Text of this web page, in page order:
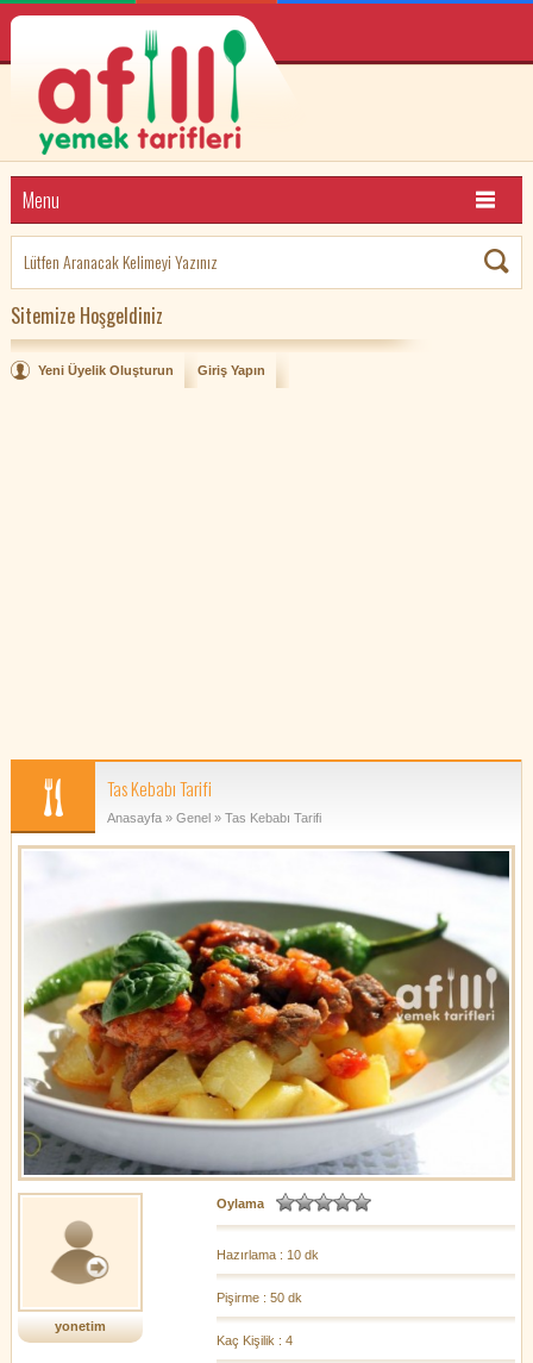
Menu
Sitemize Hoşgeldiniz
Yeni Üyelik Oluşturun Giriş Yapın
Tas Kebabı Tarifi
Anasayfa» Genel» Tas Kebabı Tarifi
yonetim
Oylama
Hazırlama : 10 dk
Pişirme : 50 dk
Kaç Kişilik : 4